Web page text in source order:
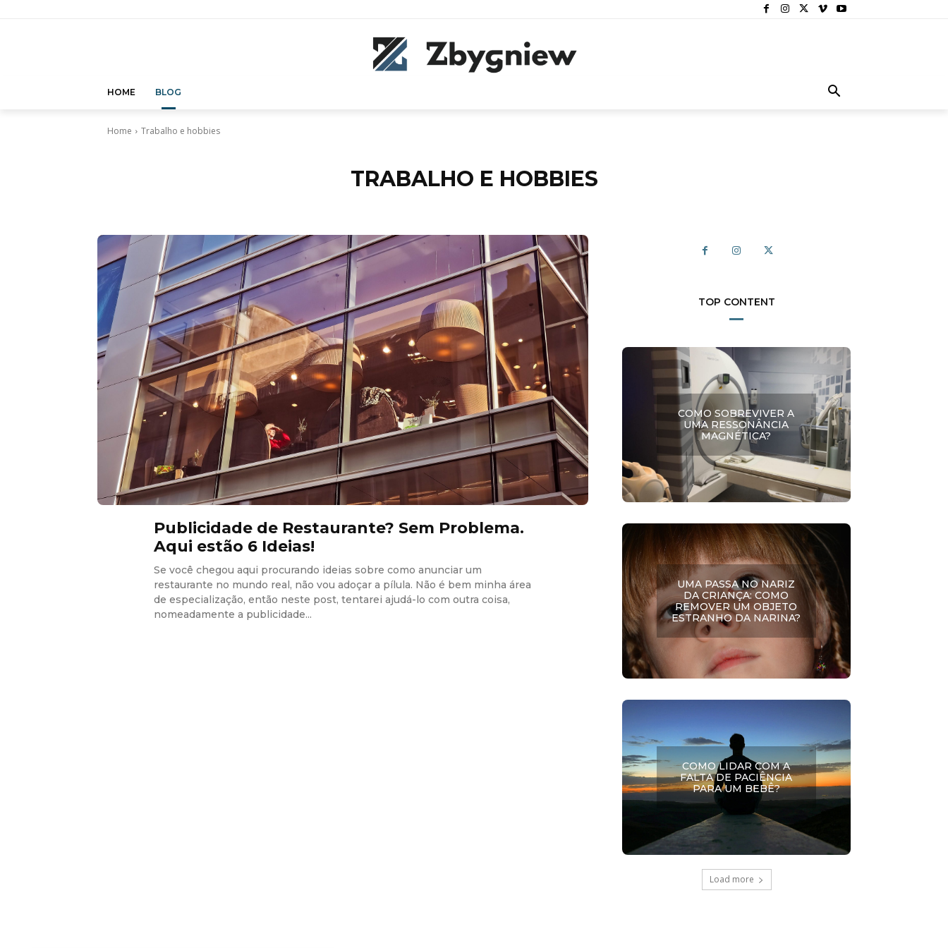
HOME BLOG
Home Trabalho e hobbies
TRABALHO E HOBBIES
Publicidade de Restaurante? Sem Problema.
Aqui estão 6 Ideias!
Se você chegou aqui procurando ideias sobre como anunciar um
restaurante no mundo real, não vou adoçar a pílula. Não é bem minha área
de especialização, então neste post, tentarei ajudá-lo com outra coisa,
nomeadamente a publicidade...
TOP CONTENT
COMO SOBREVIVER A
UMA RESSONÂNCIA
MAGNÉTICA?
UMA PASSA NO NARIZ
DA CRIANÇA: COMO
REMOVER UM OBJETO
ESTRANHO DA NARINA?
COMO LIDAR COM A
FALTA DE PACIÊNCIA
PARA UM BEBÊ?
Load more